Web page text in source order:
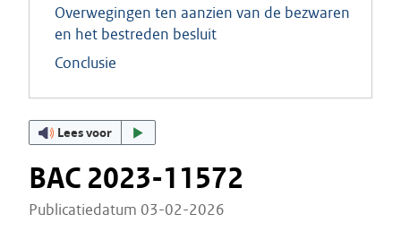
Overwegingen ten aanzien van de bezwaren
en het bestreden besluit
Conclusie
Lees voor
BAC 2023-11572
Publicatiedatum 03-02-2026